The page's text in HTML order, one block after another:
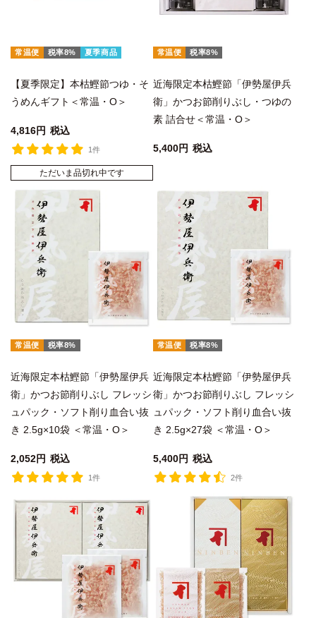
常温便 税率8% 夏季商品
【夏季限定】本枯鰹節つゆ・そ
うめんギフト＜常温・O＞
4,816 税込
1件
ただいま品切れ中です
常温便 税率8%
近海限定本枯鰹節「伊勢屋伊兵
衛」かつお節削りぶし・つゆの
素 詰合せ＜常温・O＞
5,400 税込
常温便 税率8%
近海限定本枯鰹節「伊勢屋伊兵
衛」かつお節削りぶし フレッシ
ュパック・ソフト削り血合い抜
き 2.5g×10袋 ＜常温・O＞
2,052 税込
1件
常温便 税率8%
近海限定本枯鰹節「伊勢屋伊兵
衛」かつお節削りぶし フレッシ
ュパック・ソフト削り血合い抜
き 2.5g×27袋 ＜常温・O＞
5,400 税込
2件